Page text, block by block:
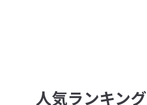
人気ランキング